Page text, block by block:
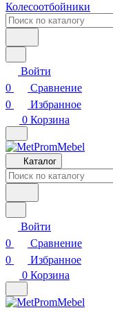
Колесоотбойники
Войти
0
Сравнение
0
Избранное
0 Корзина
Каталог
Войти
0
Сравнение
0
Избранное
0 Корзина